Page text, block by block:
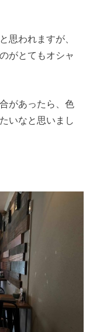
思われますが、
がとてもオシャ
があったら、色
いなと思いまし